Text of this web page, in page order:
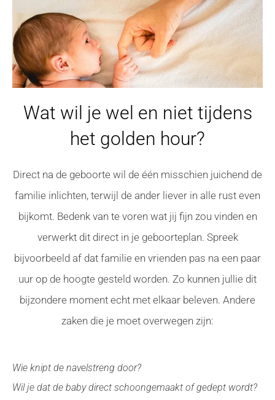
Wat wil je wel en niet tijdens
het golden hour?
Direct na de geboorte wil de één misschien juichend de
familie inlichten, terwijl de ander liever in alle rust even
bijkomt. Bedenk van te voren wat jij fijn zou vinden en
verwerkt dit direct in je geboorteplan. Spreek
bijvoorbeeld af dat familie en vrienden pas na een paar
uur op de hoogte gesteld worden. Zo kunnen jullie dit
bijzondere moment echt met elkaar beleven. Andere
zaken die je moet overwegen zijn:
Wie knipt de navelstreng door?
Wil je dat de baby direct schoongemaakt of gedept wordt?